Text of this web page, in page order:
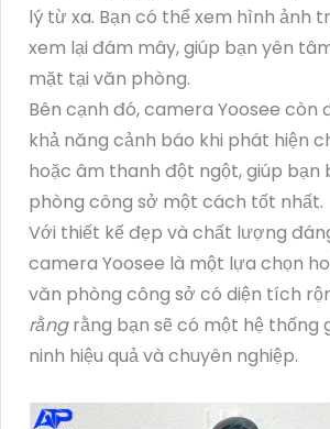
lý từ xa. Bạn có thể xem hình ảnh
xem lại đám mây, giúp bạn yên
mặt tại văn phòng.
Bên cạnh đó, camera Yoosee
khả năng cảnh báo khi phát hiện
hoặc âm thanh đột ngột, giúp bạn
phòng công sở một cách tốt nhất.
Với thiết kế đẹp và chất lượng
camera Yoosee là một lựa chọn
văn phòng công sở có diện tích
rằngrằng bạn sẽ có một hệ thống
ninh hiệu quả và chuyên nghiệp.